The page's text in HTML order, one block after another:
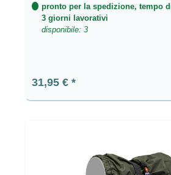
pronto per la spedizione, tempo
3 giorni lavorativi
disponibile: 3
Prezzo normale:
31,95 €